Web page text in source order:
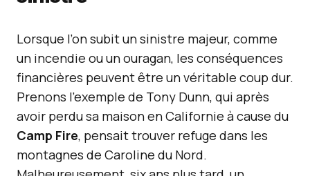
Lorsque l’on subit un sinistre majeur, comme
un incendie ou un ouragan, les conséquences
financières peuvent être un véritable coup dur.
Prenons l’exemple de Tony Dunn, qui après
avoir perdu sa maison en Californie à cause du
Camp Fire, pensait trouver refuge dans les
montagnes de Caroline du Nord.